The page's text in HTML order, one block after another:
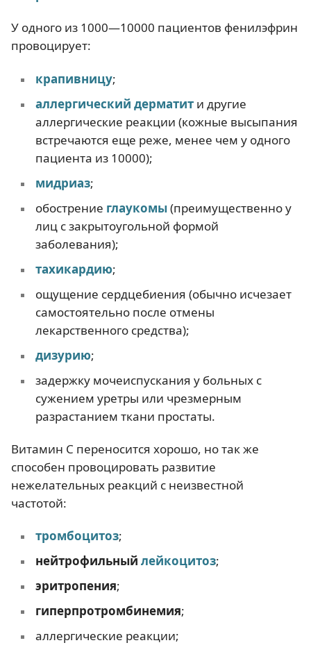
У одного из 1000—10000 пациентов фенилэфрин
провоцирует:
крапивницу;
аллергический дерматити другие
аллергические реакции (кожные высыпания
встречаются еще реже, менее чем у одного
пациента из 10000);
мидриаз;
обострение глаукомы(преимущественно у
лиц с закрытоугольной формой
заболевания);
тахикардию;
ощущение сердцебиения (обычно исчезает
самостоятельно после отмены
лекарственного средства);
дизурию;
задержку мочеиспускания у больных с
сужением уретры или чрезмерным
разрастанием ткани простаты.
Витамин С переносится хорошо, но так же
способен провоцировать развитие
нежелательных реакций с неизвестной
частотой:
тромбоцитоз;
нейтрофильный лейкоцитоз;
эритропения;
гиперпротромбинемия;
аллергические реакции;